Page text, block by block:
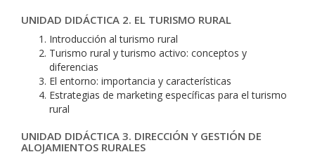
UNIDAD DIDÁCTICA 2. EL TURISMO RURAL
Introducción al turismo rural
Turismo rural y turismo activo: conceptos y
diferencias
El entorno: importancia y características
Estrategias de marketing específicas para el turismo
rural
UNIDAD DIDÁCTICA 3. DIRECCIÓN Y GESTIÓN DE
ALOJAMIENTOS RURALES